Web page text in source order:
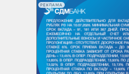
РЕКЛАМА